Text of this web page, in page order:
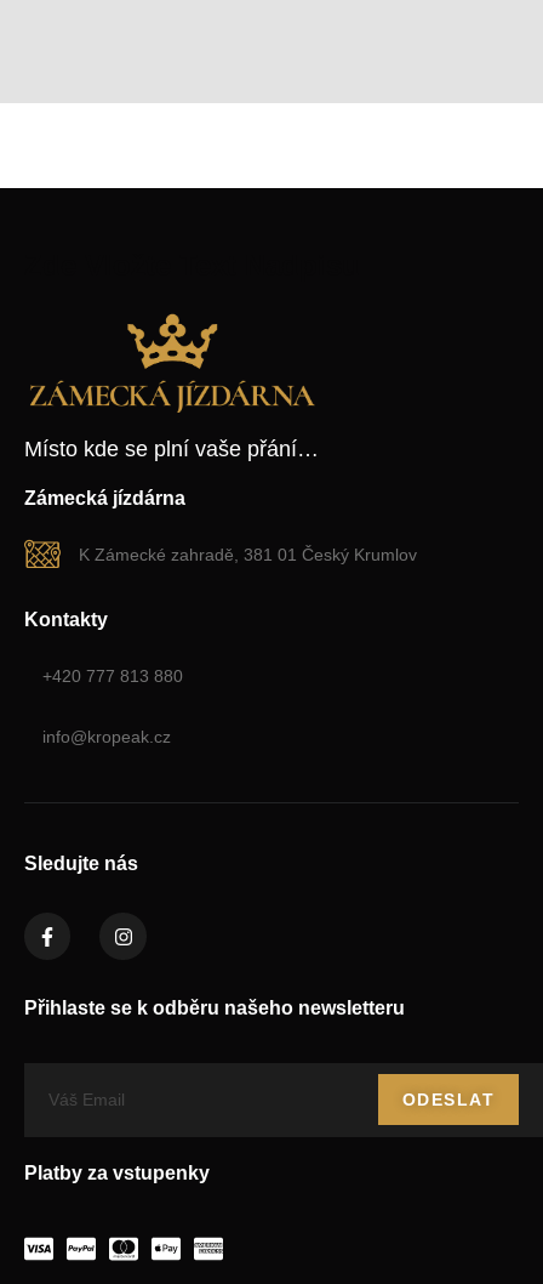
Místo kde se plní vaše přání…
Zámecká jízdárna
K Zámecké zahradě, 381 01 Český Krumlov
Kontakty
+420 777 813 880
info@kropeak.cz
Sledujte nás
Přihlaste se k odběru našeho newsletteru
ODESLAT
Platby za vstupenky